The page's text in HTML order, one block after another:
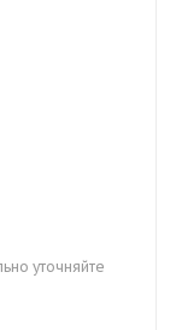
уточняйте